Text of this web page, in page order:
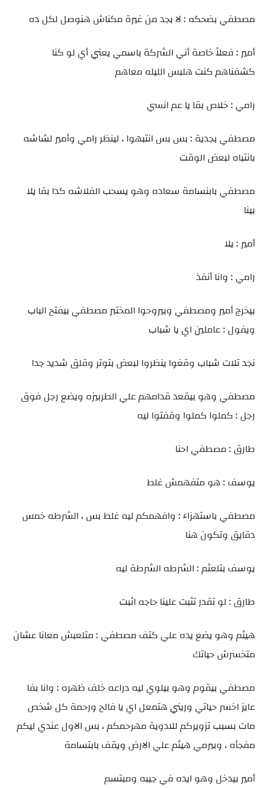
مصطفي بضحكه : لا بجد من غيرة مكناش هنوصل لكل ده
أمير : فعلاً خاصة أني الشركة باسمي يعني أي لو كنا
كشفناهم كنت هلبس الليله معاهم
رامي : خلاص بقا يا عم انسي
مصطفي بجدية : بس بس انتبهوا ، لينظر رامي وأمير لشاشه
بانتباه لبعض الوقت
مصطفي بابنسامة سعاده وهو يسحب الفلاشه كدا بقا يلا
بينا
أمير : يلا
رامي : وانا أنفذ
بيخرج أمير ومصطفي وبيروحوا المختبر مصطفي بيفتح الباب
ويفول : عاملين اي يا شباب
نجد تلات شباب وقغوا ينظروا لبعض بتوتر وقلق شديد جدا
مصطفي وهو بيقعد قدامهم علي الطربيزه ويضع رجل فوق
رجل : كملوا كملوا وقفتوا ليه
طارق : مصطفي احنا
يوسف : هو متفهمش غلط
مصطفي باستهزاء : وافهمكم ليه غلط بس ، الشرطه خمس
دقايق وتكون هنا
يوسف بتلعثم : الشرطه الشرطة ليه
طارق : لو تقدر تثبت علينا حاجه اثبت
هيثم وهو يضع يده علي كتف مصطفي : متلعبش معانا عشان
متخسرش حياتك
مصطفي بيقوم وهو بيلوي ليه دراعه خلف ظهره : وانا بفا
عايز اخسر حياتي وريني هتمعل اي يا فالح ورحمة كل شخص
مات بسبب تزويركم للادوية مهرحمكم ، بس الاول عندي ليكم
مفجأه ، وبيرمي هيثم علي الارض ويقف بابتسامة
أمير بيدخل وهو ايده في جيبه ومبتسم